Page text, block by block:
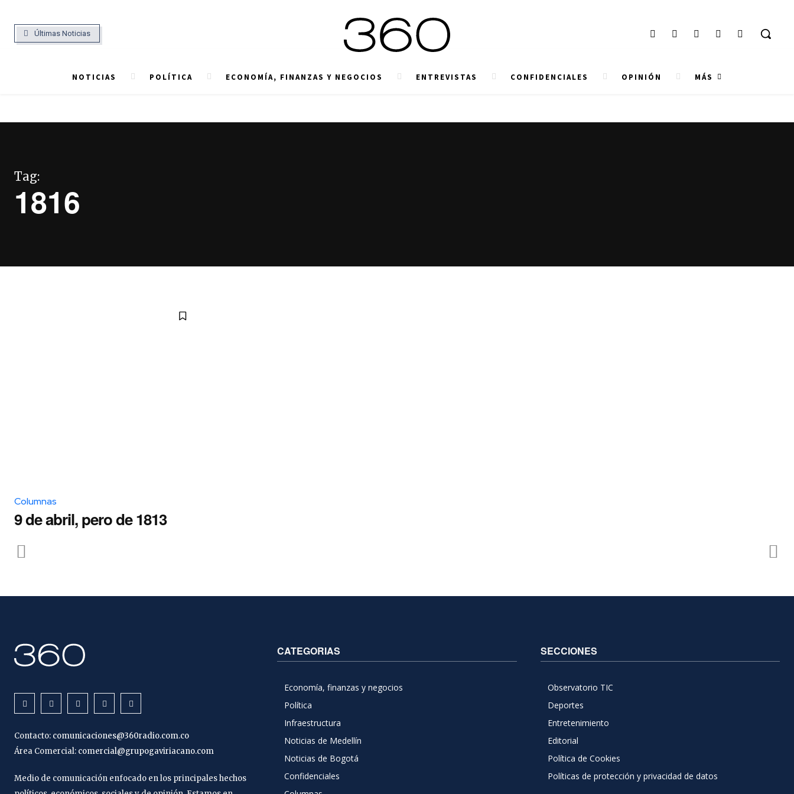
Últimas Noticias
NOTICIAS POLÍTICA ECONOMÍA, FINANZAS Y NEGOCIOS ENTREVISTAS CONFIDENCIALES OPINIÓN MÁS
Tag:
1816
Columnas
9 de abril, pero de 1813
Contacto: comunicaciones@360radio.com.co
Área Comercial: comercial@grupogaviriacano.com
Medio de comunicación enfocado en los principales hechos
CATEGORIAS
Economía, finanzas y negocios
Política
Infraestructura
Noticias de Medellín
Noticias de Bogotá
Confidenciales
SECCIONES
Observatorio TIC
Deportes
Entretenimiento
Editorial
Política de Cookies
Políticas de protección y privacidad de datos